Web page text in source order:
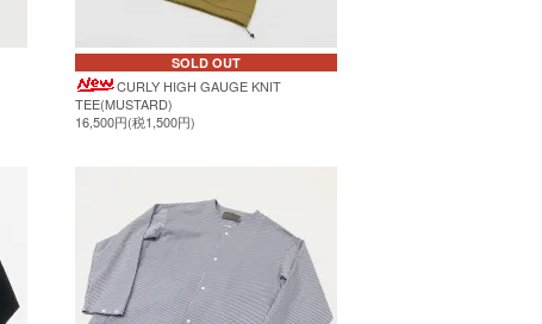
SOLD OUT
CURLY HIGH GAUGE KNIT
TEE(MUSTARD)
16,500円(税1,500円)